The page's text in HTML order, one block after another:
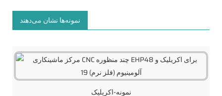
نمونه‌ها نشان می‌دهند
نمونه-اکریلیک